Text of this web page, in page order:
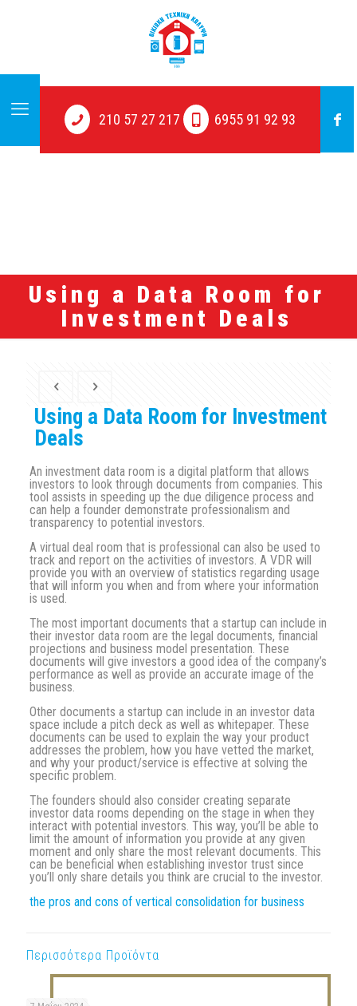
210 57 27 217 6955 91 92 93
Using a Data Room for
Investment Deals
Using a Data Room for Investment
Deals
An investment data room is a digital platform that allows
investors to look through documents from companies. This
tool assists in speeding up the due diligence process and
can help a founder demonstrate professionalism and
transparency to potential investors.
A virtual deal room that is professional can also be used to
track and report on the activities of investors. A VDR will
provide you with an overview of statistics regarding usage
that will inform you when and from where your information
is used.
The most important documents that a startup can include in
their investor data room are the legal documents, financial
projections and business model presentation. These
documents will give investors a good idea of the company’s
performance as well as provide an accurate image of the
business.
Other documents a startup can include in an investor data
space include a pitch deck as well as whitepaper. These
documents can be used to explain the way your product
addresses the problem, how you have vetted the market,
and why your product/service is effective at solving the
specific problem.
The founders should also consider creating separate
investor data rooms depending on the stage in when they
interact with potential investors. This way, you’ll be able to
limit the amount of information you provide at any given
moment and only share the most relevant documents. This
can be beneficial when establishing investor trust since
you’ll only share details you think are crucial to the investor.
the pros and cons of vertical consolidation for business
Περισσότερα Προϊόντα